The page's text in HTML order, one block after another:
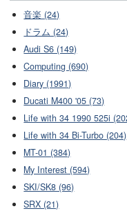
音楽 (24)
ドラム (24)
Audi S6 (149)
Computing (690)
Diary (1991)
Ducati M400 '05 (73)
Life with 34 1990 525i
Life with 34 Bi-Turbo (204)
MT-01 (384)
My Interest (594)
SKI/SK8 (96)
SRX (21)